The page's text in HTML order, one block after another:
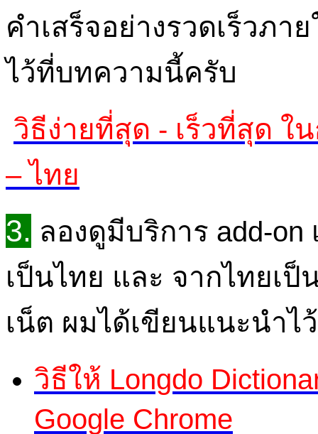
คำเสร็จอย่างรวดเร็วภ
ไว้ที่บทความนี้ครับ
วิธีง่ายที่สุด - เร็วที่สุด ใ
– ไทย
3. ลองดูมีบริการ add-
เป็นไทย และ จากไทยเ
เน็ต ผมได้เขียนแนะนำ
วิธีให้ Longdo
Google Chrome